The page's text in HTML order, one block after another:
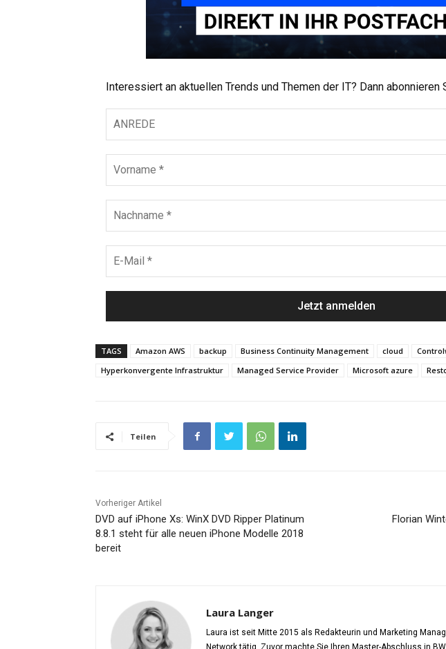
Interessiert an aktuellen Trends und Themen der IT? Dann
TAGS Amazon AWS backup Business Continuity Management cloud
Hyperkonvergente Infrastruktur
Managed Service Provider Microsoft azure
Teilen
Vorheriger Artikel
DVD auf iPhone Xs: WinX DVD Ripper Platinum
8.8.1 steht für alle neuen iPhone Modelle 2018
bereit
Florian
Laura Langer
Laura ist seit Mitte 2015 als Redakteurin und Marketing
Network tätig. Zuvor machte Sie Ihren Master-Abschluss in